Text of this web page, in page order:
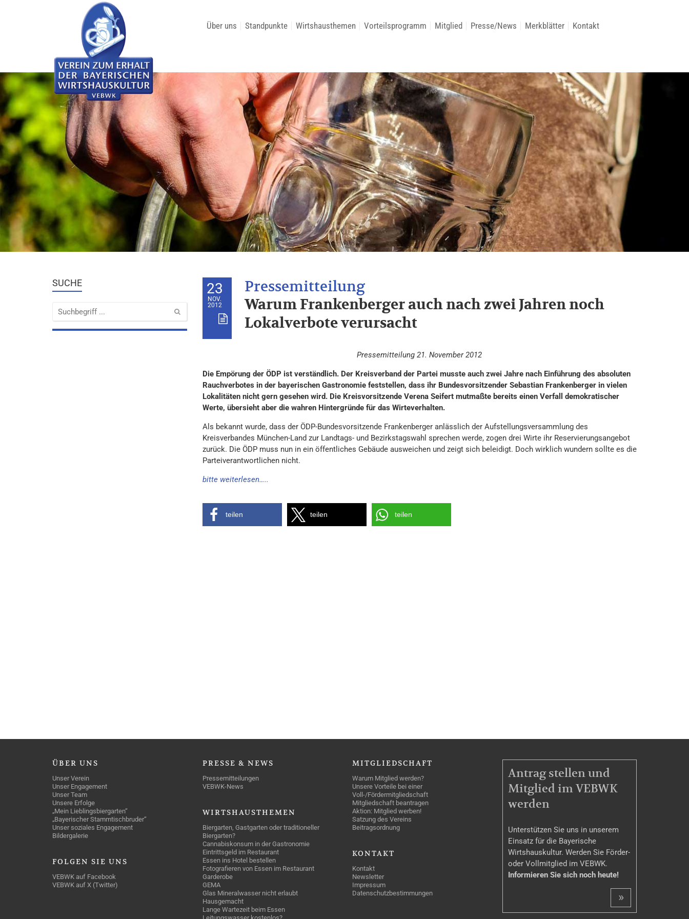
Über uns Standpunkte Wirtshausthemen Vorteilsprogramm Mitglied Presse/News Merkblätter Kontakt
SUCHE 23
NOV.
2012
Warum Frankenberger auch nach zwei Jahren noch
Lokalverbote verursacht
Pressemitteilung 21. November 2012
Die Empörung der ÖDP ist verständlich. Der Kreisverband der Partei musste auch zwei Jahre nach Einführung des absoluten
Rauchverbotes in der bayerischen Gastronomie feststellen, dass ihr Bundesvorsitzender Sebastian Frankenberger in vielen
Lokalitäten nicht gern gesehen wird. Die Kreisvorsitzende Verena Seifert mutmaßte bereits einen Verfall demokratischer
Werte, übersieht aber die wahren Hintergründe für das Wirteverhalten.
Als bekannt wurde, dass der ÖDP-Bundesvorsitzende Frankenberger anlässlich der Aufstellungsversammlung des
Kreisverbandes München-Land zur Landtags- und Bezirkstagswahl sprechen werde, zogen drei Wirte ihr Reservierungsangebot
zurück. Die ÖDP muss nun in ein öffentliches Gebäude ausweichen und zeigt sich beleidigt. Doch wirklich wundern sollte es die
Parteiverantwortlichen nicht.
bitte weiterlesen…..
teilen teilen teilen
ÜBER UNS
Unser Verein
Unser Engagement
Unser Team
Unsere Erfolge
„Mein Lieblingsbiergarten“
„Bayerischer Stammtischbruder“
Unser soziales Engagement
Bildergalerie
FOLGEN SIE UNS
VEBWK auf Facebook
VEBWK auf X (Twitter)
PRESSE & NEWS
Pressemitteilungen
VEBWK-News
WIRTSHAUSTHEMEN
Biergarten, Gastgarten oder traditioneller
Biergarten?
Cannabiskonsum in der Gastronomie
Eintrittsgeld im Restaurant
Essen ins Hotel bestellen
Fotografieren von Essen im Restaurant
Garderobe
GEMA
Glas Mineralwasser nicht erlaubt
Hausgemacht
Lange Wartezeit beim Essen
MITGLIEDSCHAFT
Warum Mitglied werden?
Unsere Vorteile bei einer
Voll-/Fördermitgliedschaft
Mitgliedschaft beantragen
Aktion: Mitglied werben!
Satzung des Vereins
Beitragsordnung
KONTAKT
Kontakt
Newsletter
Impressum
Datenschutzbestimmungen
MITGLIEDSCHAFT
Antrag stellen und
Mitglied im VEBWK
werden
Unterstützen Sie uns in unserem
Einsatz für die Bayerische
Wirtshauskultur. Werden Sie Förder-
oder Vollmitglied im VEBWK.
Informieren Sie sich noch heute!
»